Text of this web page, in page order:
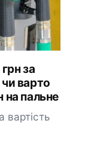
за
варто
на пальне
вартість